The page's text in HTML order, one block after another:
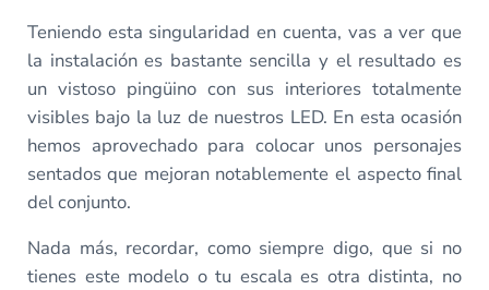
Teniendo esta singularidad en cuenta, vas a ver que
la instalación es bastante sencilla y el resultado es
un vistoso pingüino con sus interiores totalmente
visibles bajo la luz de nuestros LED. En esta ocasión
hemos aprovechado para colocar unos personajes
sentados que mejoran notablemente el aspecto final
del conjunto.
Nada más, recordar, como siempre digo, que si no
tienes este modelo o tu escala es otra distinta, no